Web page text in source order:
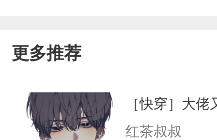
更多推荐
［快穿］大
红茶叔叔